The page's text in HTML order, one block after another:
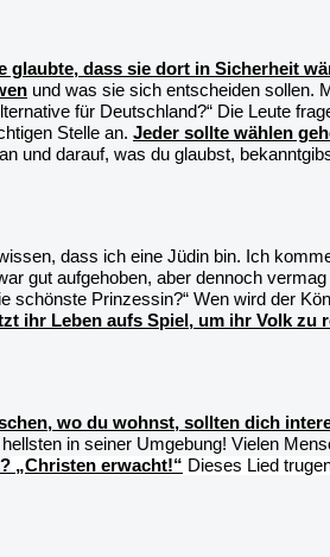
glaubte, dass sie dort in Sicherheit
und was sie sich entscheiden sollen.
für Deutschland?“ Die Leute
Stelle an. Jeder sollte wählen
und darauf, was du glaubst,
dass ich eine Jüdin bin. Ich
gut aufgehoben, aber dennoch
schönste Prinzessin?“ Wen wird der
ihr Leben aufs Spiel, um ihr Volk zu
wo du wohnst, sollten dich
in seiner Umgebung! Vielen
„Christen erwacht!“ Dieses Lied